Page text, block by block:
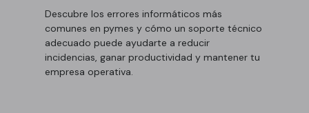
Descubre los errores informáticos más
comunes en pymes y cómo un soporte técnico
adecuado puede ayudarte a reducir
incidencias, ganar productividad y mantener tu
empresa operativa.